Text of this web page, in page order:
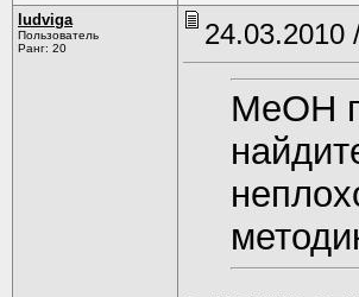
ludviga
Пользователь
Ранг: 20
24.03.2010
MeOH